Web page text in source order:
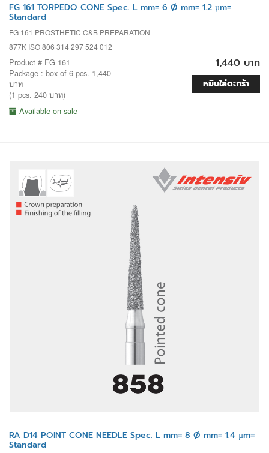
FG 161 TORPEDO CONE Spec. L mm= 6 Ø mm= 1.2 µm=
Standard
FG 161 PROSTHETIC C&B PREPARATION
877K ISO 806 314 297 524 012
Product # FG 161
Package : box of 6 pcs. 1,440
บาท
(1 pcs. 240 บาท)
Available on sale
1,440 บาท
หยิบใส่ตะกร้า
RA D14 POINT CONE NEEDLE Spec. L mm= 8 Ø mm= 1.4 µm=
Standard